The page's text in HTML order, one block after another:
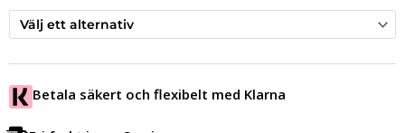
Betala säkert och flexibelt med Klarna